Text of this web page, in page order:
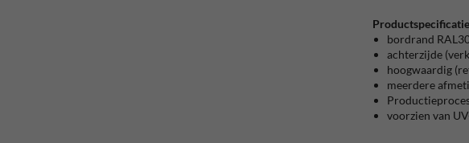
bordrand
achterzijde
hoogwaardig
meerdere
voorzien van